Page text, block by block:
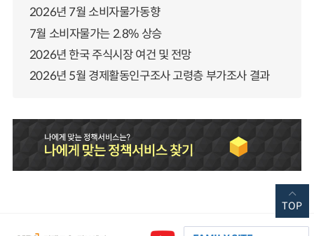
2026년 7월 소비자물가동향
7월 소비자물가는 2.8% 상승
2026년 한국 주식시장 여건 및 전망
2026년 5월 경제활동인구조사 고령층 부가조사 결과
TOP